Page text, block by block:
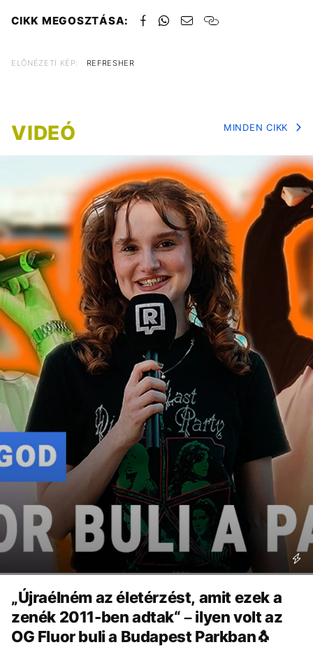
CIKK MEGOSZTÁSA:
ELŐNÉZETI KÉP: REFRESHER
VIDEÓ MINDEN CIKK
„Újraélném az életérzést, amit ezek a
zenék 2011-ben adtak“ – ilyen volt az
OG Fluor buli a Budapest Parkban🐧